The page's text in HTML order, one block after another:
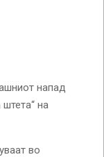
напад
на
во